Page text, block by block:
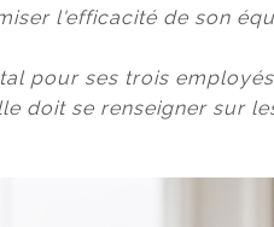
l'efficacité de son
pour ses trois
doit se renseigner sur